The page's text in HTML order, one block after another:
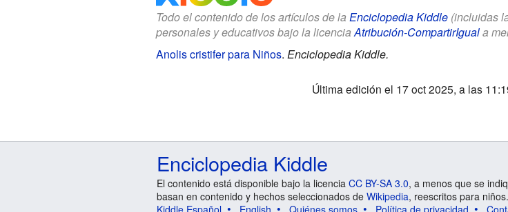
Todo el contenido de los artículos de la Enciclopedia Kiddle(incluidas
personales y educativos bajo la licenciaAtribución-CompartirIguala
Anolis cristifer para Niños. Enciclopedia Kiddle.
Última edición el 17 oct 2025, a las
Enciclopedia Kiddle
El contenido está disponible bajo la licencia CC BY-SA 3.0, a menos que se
basan en contenido y hechos seleccionados de Wikipedia, reescritos para